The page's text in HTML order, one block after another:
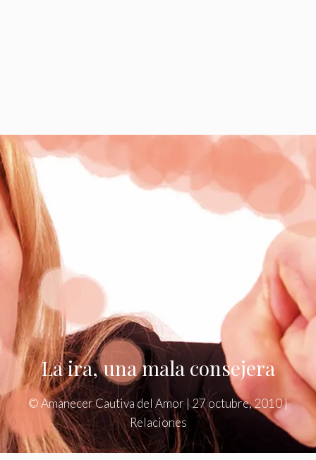
La ira, una mala consejera
©Amanecer Cautiva del Amor |27 octubre, 2010|
Relaciones